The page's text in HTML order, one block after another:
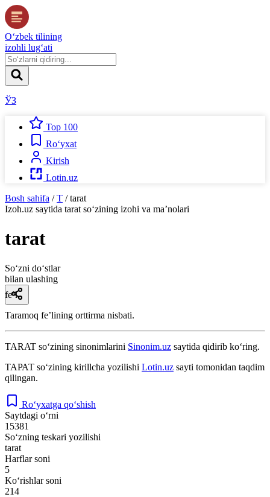
O‘zbek tilining
izohli lug‘ati
ЎЗ
Top 100
Ro‘yxat
Kirish
Lotin.uz
Bosh sahifa / T / tarat
Izoh.uz saytida tarat so‘zining izohi va ma’nolari
tarat
So‘zni do‘stlar
bilan ulashing
fe’l
Taramoq feʼlining orttirma nisbati.
TARAT so‘zining sinonimlarini Sinonim.uz saytida qidirib ko‘ring.
ТАРАТ so‘zining kirillcha yozilishi Lotin.uz sayti tomonidan taqdim
qilingan.
Ro‘yxatga qo‘shish
Saytdagi o‘rni
15381
So‘zning teskari yozilishi
tarat
Harflar soni
5
Ko‘rishlar soni
214